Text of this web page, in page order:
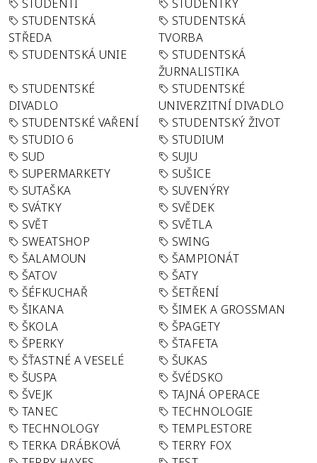
STUDENTI
STUDENTKY
STUDENTSKÁ
STŘEDA
STUDENTSKÁ
TVORBA
STUDENTSKÁ UNIE
STUDENTSKÁ
ŽURNALISTIKA
STUDENTSKÉ
DIVADLO
STUDENTSKÉ
UNIVERZITNÍ DIVADLO
STUDENTSKÉ VAŘENÍ
STUDENTSKÝ ŽIVOT
STUDIO 6
STUDIUM
SUD
SUJU
SUPERMARKETY
SUŠICE
SUTAŠKA
SUVENÝRY
SVÁTKY
SVĚDEK
SVĚT
SVĚTLA
SWEATSHOP
SWING
ŠALAMOUN
ŠAMPIONÁT
ŠATOV
ŠATY
ŠÉFKUCHAŘ
ŠETŘENÍ
ŠIKANA
ŠIMEK A GROSSMAN
ŠKOLA
ŠPAGETY
ŠPERKY
ŠTAFETA
ŠŤASTNÉ A VESELÉ
ŠUKAS
ŠUSPA
ŠVÉDSKO
ŠVEJK
TAJNÁ OPERACE
TANEC
TECHNOLOGIE
TECHNOLOGY
TEMPLESTORE
TERKA DRÁBKOVÁ
TERRY FOX